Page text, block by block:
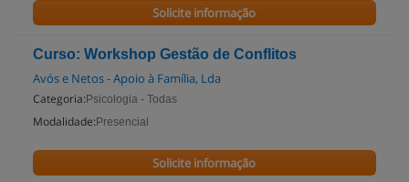
Solicite informação
Curso: Workshop Gestão de Conflitos
Avós e Netos - Apoio à Família, Lda
Categoria: Psicologia - Todas
Modalidade: Presencial
Solicite informação